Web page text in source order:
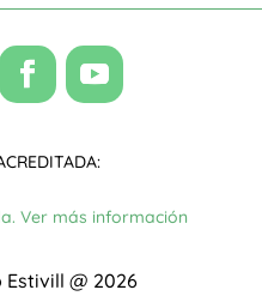
Estivill @ 2026